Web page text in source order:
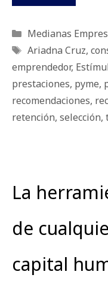
Categorías
Medianas
Etiquetas
Ariadna Cruz,
emprendedor,
prestaciones, pyme,
recomendaciones,
retención, selección,
La
de
capital